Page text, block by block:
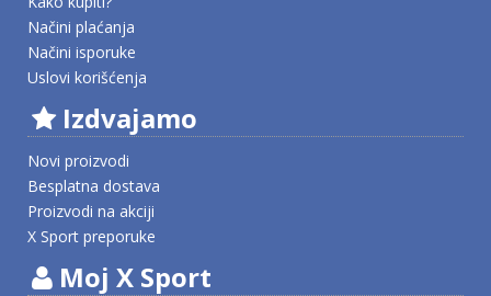
Načini plaćanja
Načini isporuke
Uslovi korišćenja
Izdvajamo
Novi proizvodi
Besplatna dostava
Proizvodi na akciji
X Sport preporuke
Moj X Sport